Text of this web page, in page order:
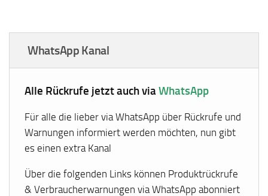
WhatsApp Kanal
Alle Rückrufe jetzt auch viaWhatsApp
Für alle die lieber via WhatsApp über Rückrufe und
Warnungen informiert werden möchten, nun gibt
es einen extra Kanal
Über die folgenden Links können Produktrückrufe
& Verbraucherwarnungen via WhatsApp abonniert